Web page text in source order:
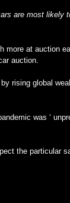
Η
are most likely
more at auction
auction.
rising global
was ‘
the particular